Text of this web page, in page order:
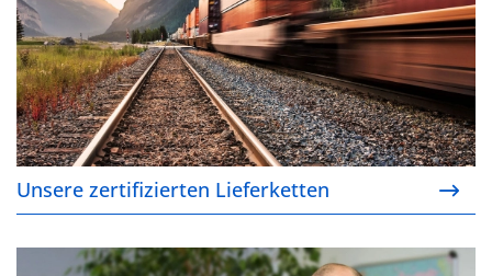
Unsere zertifizierten Lieferketten
Ihre Ansprechpartner